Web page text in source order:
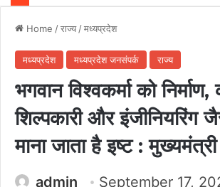
Home /राज्य/मध्यप्रदेश
मध्यप्रदेश मध्यप्रदेश जनसंपर्क राज्य
भगवान विश्वकर्मा को निर्माण,
शिल्पकारी और इंजीनियरिंग
माना जाता है इष्ट :
admin
September 17,